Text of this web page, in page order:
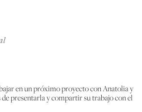
en un próximo proyecto con Anatolia y
presentarla y compartir su trabajo con el